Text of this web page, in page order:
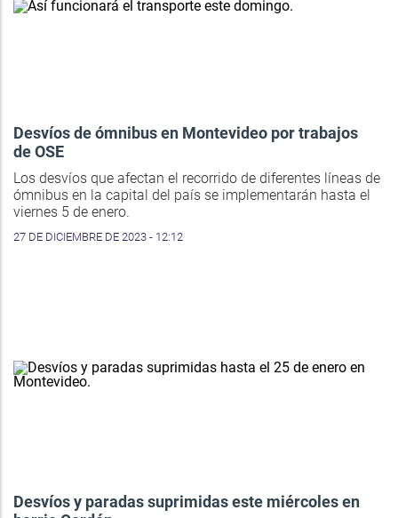
Desvíos de ómnibus en Montevideo por trabajos
de OSE
Los desvíos que afectan el recorrido de diferentes líneas de
ómnibus en la capital del país se implementarán hasta el
viernes 5 de enero.
27 DE DICIEMBRE DE 2023 - 12:12
Desvíos y paradas suprimidas este miércoles en